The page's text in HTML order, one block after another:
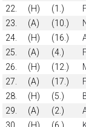
22.
(H) (1.)
23.
(A) (10.)
24.
(H) (16.)
25.
(A) (4.)
26.
(H) (12.)
27.
(A) (17.)
28.
(H) (5.)
29.
(A) (2.)
30.
(H) (6.)